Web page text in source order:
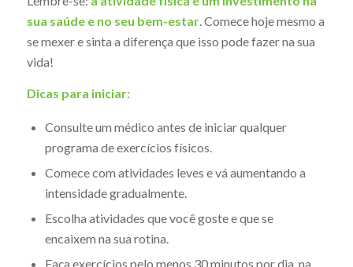
sua saúde e no seu bem-estar. Comece hoje mesmo a
se mexer e sinta a diferença que isso pode fazer na sua
vida!
Dicas para iniciar:
Consulte um médico antes de iniciar qualquer
programa de exercícios físicos.
Comece com atividades leves e vá aumentando a
intensidade gradualmente.
Escolha atividades que você goste e que se
encaixem na sua rotina.
Faça exercícios pelo menos 30 minutos por dia, na